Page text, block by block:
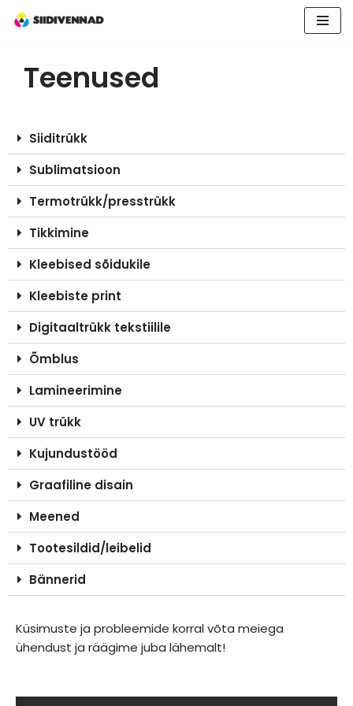
content
Teenused
Siiditrükk
Sublimatsioon
Termotrükk/presstrükk
Tikkimine
Kleebised sõidukile
Kleebiste print
Digitaaltrükk tekstiilile
Õmblus
Lamineerimine
UV trükk
Kujundustööd
Graafiline disain
Meened
Tootesildid/leibelid
Bännerid
Küsimuste ja probleemide korral võta meiega
ühendust ja räägime juba lähemalt!